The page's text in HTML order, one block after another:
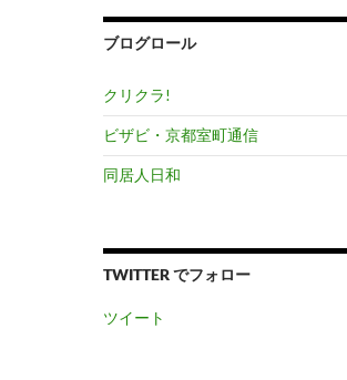
ブ
ブログロール
クリクラ!
ビザビ・京都室町通信
同居人日和
TWITTER でフォロー
ツイート